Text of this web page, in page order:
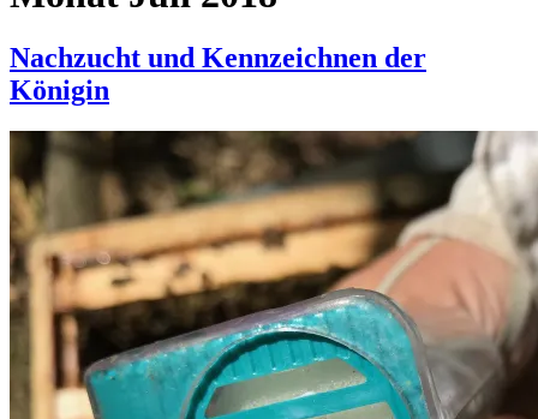
Nachzucht und Kennzeichnen der
Königin